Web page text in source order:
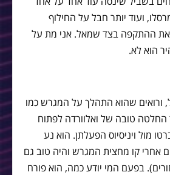
ועוד יותר חבל על החילוף
ההתקפה בצד שמאל. אני מת על
הוא לא.
ורואים שהוא התהלך על המגרש כמו
החלטה טובה של ואלוורדה לפתוח
מול ויניסיוס הפעלתן. הוא נע
אחרי קו מחצית המגרש והיה טוב גם
(למעט 3-4 חורים). בפעם המי יודע כמה, הוא פורח